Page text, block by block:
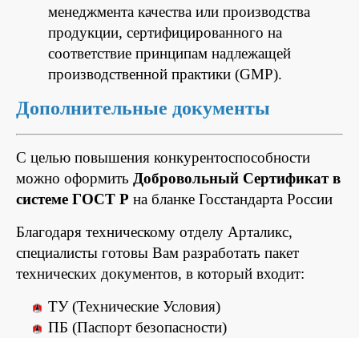
менеджмента качества или производства
продукции, сертифицированного на
соответствие принципам надлежащей
производственной практики (GMP).
Дополнительные документы
С целью повышения конкурентоспособности
можно оформить Добровольный Сертификат в
системе ГОСТ Р на бланке Госстандарта России
Благодаря техническому отделу Арталикс,
специалисты готовы Вам разработать пакет
технических документов, в который входит:
ТУ (Технические Условия)
ПБ (Паспорт безопасности)